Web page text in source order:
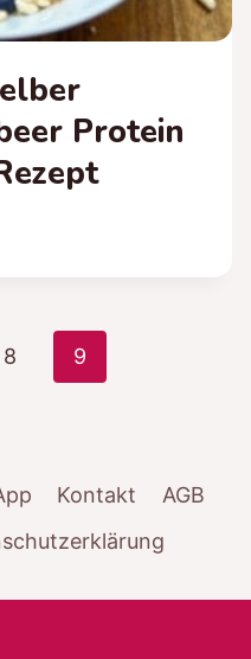
Protein
8 9
Kontakt
AGB